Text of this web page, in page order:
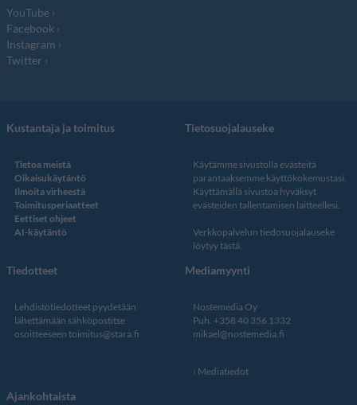
YouTube
Facebook
Instagram
Twitter
Kustantaja ja toimitus
Tietoa meistä
Oikaisukäytäntö
Ilmoita virheestä
Toimitusperiaatteet
Eettiset ohjeet
AI-käytäntö
Tietosuojalauseke
Käytämme sivustolla evästeitä
parantaaksemme käyttökokemustasi.
Käyttämällä sivustoa hyväksyt
evästeiden tallentamisen laitteellesi.
Verkkopalvelun tiedosuojalauseke
löytyy tästä.
Tiedotteet
Lehdistötiedotteet pyydetään
lähettämään sähköpostitse
osoitteeseen toimitus@stara.fi
Mediamyynti
Nostemedia Oy
Puh. +358 40 356 1332
mikael@nostemedia.fi
Mediatiedot
Ajankohtaista